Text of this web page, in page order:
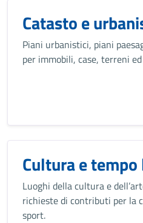
Catasto e
Piani urbanistici, piani
per immobili, case, terreni
Cultura e
Luoghi della cultura e
richieste di contributi per la
sport.